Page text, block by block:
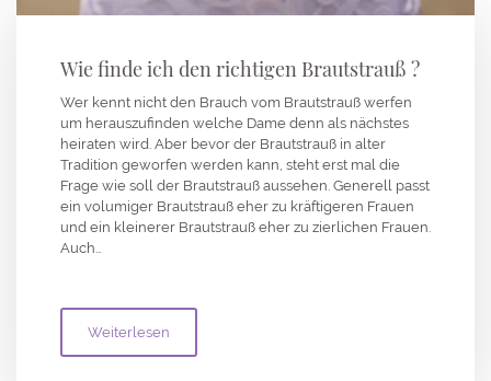
Wie finde ich den richtigen Brautstrauß ?
Wer kennt nicht den Brauch vom Brautstrauß werfen
um herauszufinden welche Dame denn als nächstes
heiraten wird. Aber bevor der Brautstrauß in alter
Tradition geworfen werden kann, steht erst mal die
Frage wie soll der Brautstrauß aussehen. Generell passt
ein volumiger Brautstrauß eher zu kräftigeren Frauen
und ein kleinerer Brautstrauß eher zu zierlichen Frauen.
Auch…
Weiterlesen